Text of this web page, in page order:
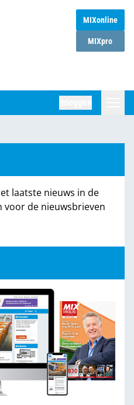
MIXonline
MIXpro
laatste nieuws in de
voor de nieuwsbrieven